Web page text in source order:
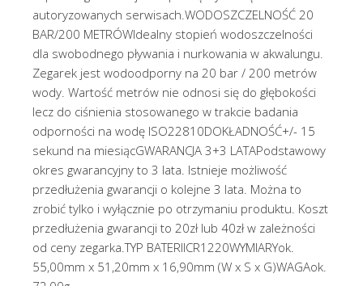
autoryzowanych serwisach.WODOSZCZELNOŚĆ 20
BAR/200 METRÓWIdealny stopień wodoszczelności
dla swobodnego pływania i nurkowania w akwalungu.
Zegarek jest wodoodporny na 20 bar / 200 metrów
wody. Wartość metrów nie odnosi się do głębokości
lecz do ciśnienia stosowanego w trakcie badania
odporności na wodę ISO22810DOKŁADNOŚĆ+/- 15
sekund na miesiącGWARANCJA 3+3 LATAPodstawowy
okres gwarancyjny to 3 lata. Istnieje możliwość
przedłużenia gwarancji o kolejne 3 lata. Można to
zrobić tylko i wyłącznie po otrzymaniu produktu. Koszt
przedłużenia gwarancji to 20zł lub 40zł w zależności
od ceny zegarka.TYP BATERIICR1220WYMIARYok.
55,00mm x 51,20mm x 16,90mm (W x S x G)WAGAok.